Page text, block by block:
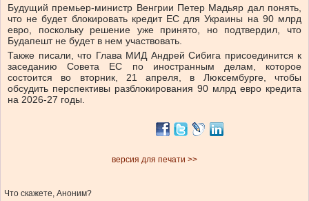
Будущий премьер-министр Венгрии Петер Мадьяр дал понять,
что не будет блокировать кредит ЕС для Украины на 90 млрд
евро, поскольку решение уже принято, но подтвердил, что
Будапешт не будет в нем участвовать.
Также писали, что Глава МИД Андрей Сибига присоединится к
заседанию Совета ЕС по иностранным делам, которое
состоится во вторник, 21 апреля, в Люксембурге, чтобы
обсудить перспективы разблокирования 90 млрд евро кредита
на 2026-27 годы.
версия для печати >>
Что скажете, Аноним?